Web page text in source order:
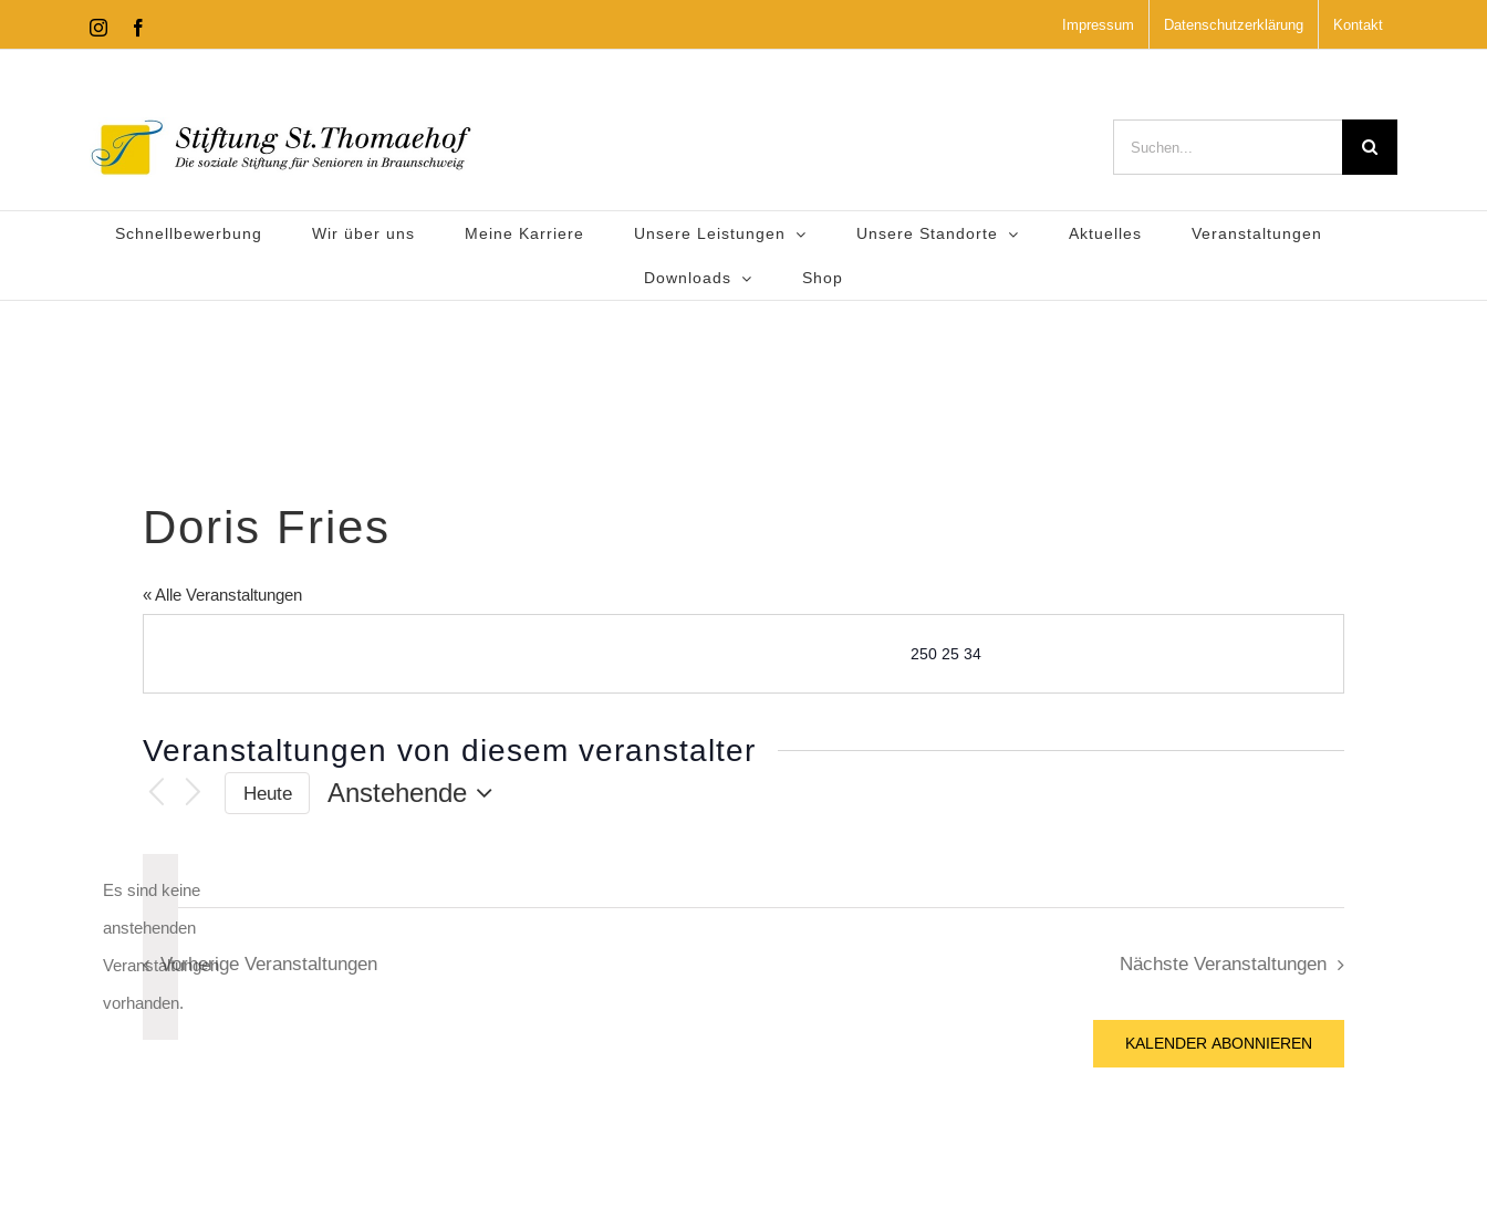
Inhalt
Instagram Impressum Datenschutzerklärung Kontakt
nach:
Schnellbewerbung Wir über uns Meine Karriere Unsere Leistungen Unsere Standorte Aktuelles Veranstaltungen
Downloads Shop
Doris Fries
« Alle Veranstaltungen
Telefon
250 25 34
Veranstaltungen von diesem veranstalter
Hinweis
Es sind keine
anstehenden
Veranstaltungen
vorhanden.
Heute
Anstehende
Vorherige Veranstaltungen NächsteVeranstaltungen
KALENDER ABONNIEREN